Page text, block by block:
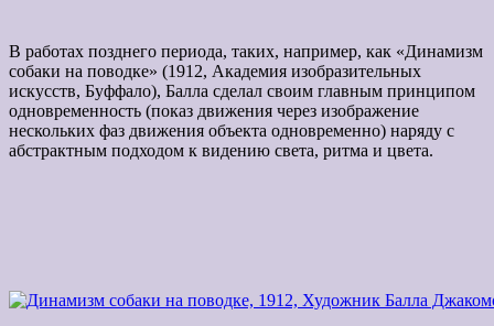
В работах позднего периода, таких, например, как «Динамизм
собаки на поводке» (1912, Академия изобразительных
искусств, Буффало), Балла сделал своим главным принципом
одновременность (показ движения через изображение
нескольких фаз движения объекта одновременно) наряду с
абстрактным подходом к видению света, ритма и цвета.